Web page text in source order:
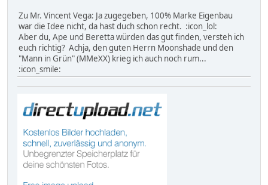
Zu Mr. Vincent Vega: Ja zugegeben, 100% Marke Eigenbau
war die Idee nicht, da hast duch schon recht. :icon_lol:
Aber du, Ape und Beretta würden das gut finden, versteh ich
euch richtig? Achja, den guten Herrn Moonshade und den
"Mann in Grün" (MMeXX) krieg ich auch noch rum...
:icon_smile: